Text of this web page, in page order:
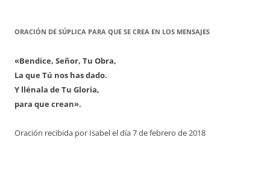
ORACIÓN DE SÚPLICA PARA QUE SE CREA EN LOS MENSAJES
«Bendice, Señor, Tu Obra,
La que Tú nos has dado.
Y llénala de Tu Gloria,
para que crean».
Oración recibida por Isabel el día 7 de febrero de 2018